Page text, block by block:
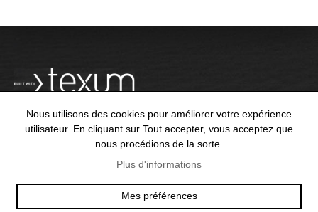
OFFICE@TEXUM.SWISS
CH - 1530 PAYERNE
Nous utilisons des cookies pour améliorer votre expérience
utilisateur. En cliquant sur Tout accepter, vous acceptez que
nous procédions de la sorte.
Plus d'informations
Mes préférences